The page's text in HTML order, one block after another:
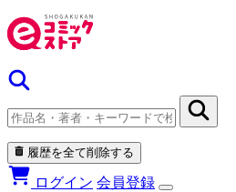
履歴を全て削除する
ログイン 会員登録